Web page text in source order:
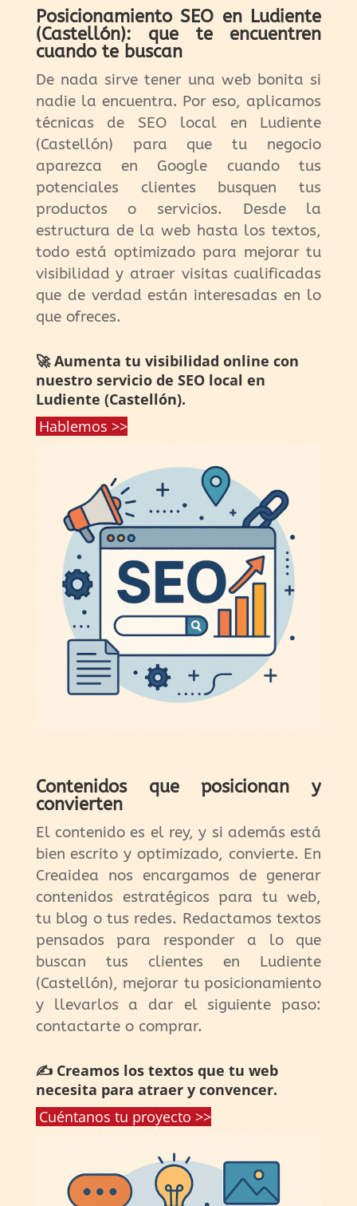
Posicionamiento SEO en Ludiente
(Castellón): que te encuentren
cuando te buscan
De nada sirve tener una web bonita si
nadie la encuentra. Por eso, aplicamos
técnicas de SEO local en Ludiente
(Castellón) para que tu negocio
aparezca en Google cuando tus
potenciales clientes busquen tus
productos o servicios. Desde la
estructura de la web hasta los textos,
todo está optimizado para mejorar tu
visibilidad y atraer visitas cualificadas
que de verdad están interesadas en lo
que ofreces.
🚀 Aumenta tu visibilidad online con
nuestro servicio de SEO local en
Ludiente (Castellón).
Hablemos >>
Contenidos que posicionan y
convierten
El contenido es el rey, y si además está
bien escrito y optimizado, convierte. En
Creaidea nos encargamos de generar
contenidos estratégicos para tu web,
tu blog o tus redes. Redactamos textos
pensados para responder a lo que
buscan tus clientes en Ludiente
(Castellón), mejorar tu posicionamiento
y llevarlos a dar el siguiente paso:
contactarte o comprar.
✍️ Creamos los textos que tu web
necesita para atraer y convencer.
Cuéntanos tu proyecto >>